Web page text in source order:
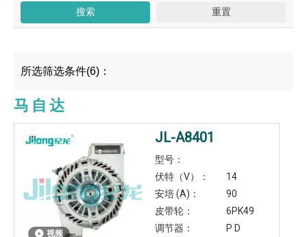
所选筛选条件(6)：
马自达
视频
JL-A8401
型号：
伏特（V）：
14
安培 (A)：
90
皮带轮：
6PK49
调节器：
P D